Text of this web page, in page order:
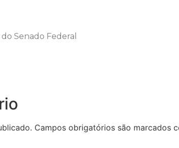
Senado Federal
Campos obrigatórios são marcados